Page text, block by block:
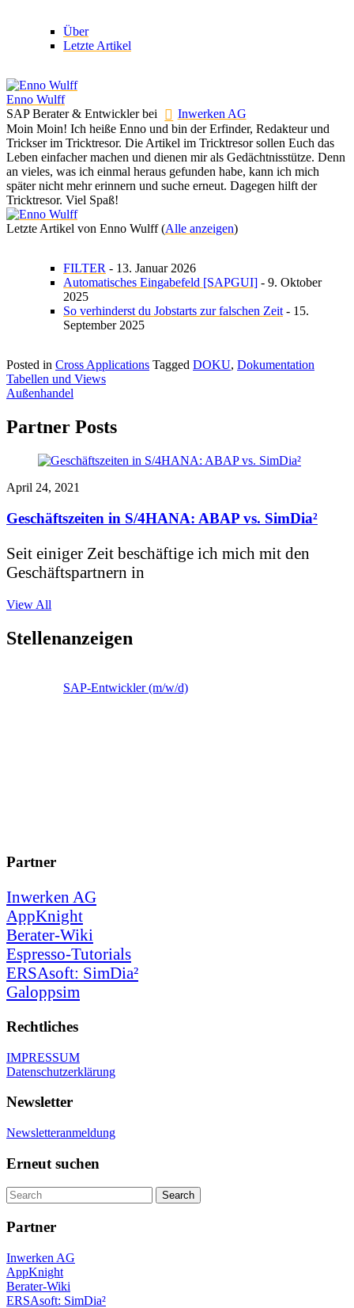
Über
Letzte Artikel
Enno Wulff
SAP Berater & Entwicklerbei
Inwerken AG
Moin Moin! Ich heiße Enno und bin der Erfinder, Redakteur und
Trickser im Tricktresor. Die Artikel im Tricktresor sollen Euch das
Leben einfacher machen und dienen mir als Gedächtnisstütze. Denn
an vieles, was ich einmal heraus gefunden habe, kann ich mich
später nicht mehr erinnern und suche erneut. Dagegen hilft der
Tricktresor. Viel Spaß!
Letzte Artikel von Enno Wulff(Alle anzeigen)
FILTER - 13. Januar 2026
Automatisches Eingabefeld [SAPGUI] - 9. Oktober
2025
So verhinderst du Jobstarts zur falschen Zeit - 15.
September 2025
Posted in Cross Applications Tagged DOKU, Dokumentation
Beitragsnavigation
Tabellen und Views
Außenhandel
Partner Posts
April 24, 2021
Geschäftszeiten in S/4HANA: ABAP vs. SimDia²
Seit einiger Zeit beschäftige ich mich mit den
Geschäftspartnern in
View All
Stellenanzeigen
SAP-Entwickler (m/w/d)
Partner
Inwerken AG
AppKnight
Berater-Wiki
Espresso-Tutorials
ERSAsoft: SimDia²
Galoppsim
Rechtliches
IMPRESSUM
Datenschutzerklärung
Newsletter
Newsletteranmeldung
Erneut suchen
Partner
Inwerken AG
AppKnight
Berater-Wiki
ERSAsoft: SimDia²